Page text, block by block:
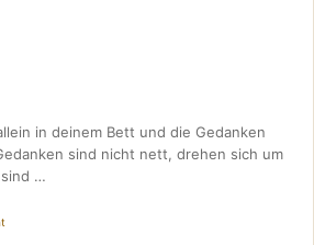
in deinem Bett und die Gedanken
sind nicht nett, drehen sich um
…